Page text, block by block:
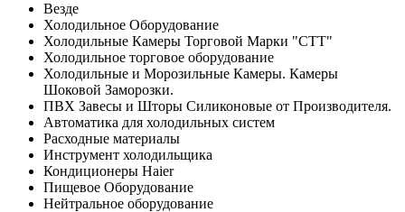
Везде
Холодильное Оборудование
Холодильные Камеры Торговой Марки "СТТ"
Холодильное торговое оборудование
Холодильные и Морозильные Камеры. Камеры
Шоковой Заморозки.
ПВХ Завесы и Шторы Силиконовые от Производителя.
Автоматика для холодильных систем
Расходные материалы
Инструмент холодильщика
Кондиционеры Haier
Пищевое Оборудование
Нейтральное оборудование